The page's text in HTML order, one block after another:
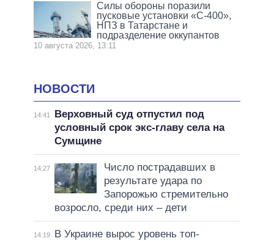
Силы обороны поразили
пусковые установки «С-400»,
НПЗ в Татарстане и
подразделение оккупантов
10 августа 2026, 13:11
НОВОСТИ
14:41
Верховный суд отпустил под
условный срок экс-главу села на
Сумщине
14:27
Число пострадавших в
результате удара по
Запорожью стремительно
возросло, среди них – дети
14:19
В Украине вырос уровень топ-